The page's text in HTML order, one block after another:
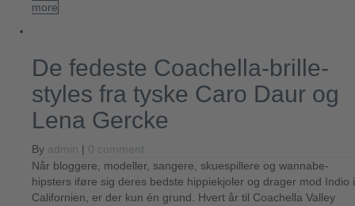
more
De fedeste Coachella-brille-
styles fra tyske Caro Daur og
Lena Gercke
By admin | 0 comment
Når bloggere, modeller, sangere, skuespillere og wannabe-
hipsters iføre sig deres bedste hippiekjoler og drager mod Indio i
Californien, er der kun én grund. Hvert år til Coachella Valley